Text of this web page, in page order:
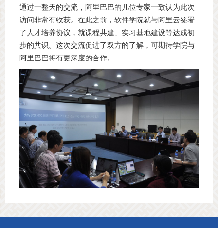
通过一整天的交流，阿里巴巴的几位专家一致认为此次
访问非常有收获。在此之前，软件学院就与阿里云签署
了人才培养协议，就课程共建、实习基地建设等达成初
步的共识。这次交流促进了双方的了解，可期待学院与
阿里巴巴将有更深度的合作。